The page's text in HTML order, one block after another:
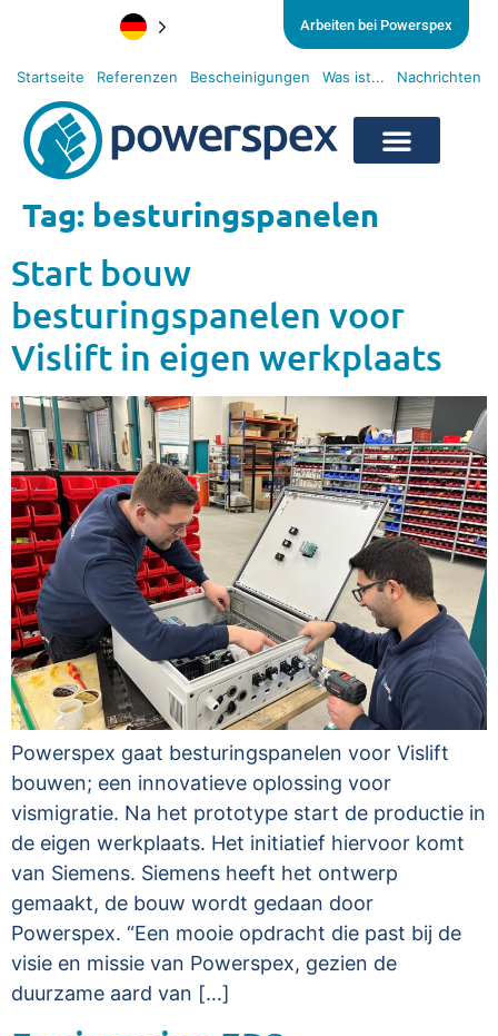
Startseite Referenzen Bescheinigungen Was ist... Nachrichten
Arbeiten bei Powerspex
Tag: besturingspanelen
Start bouw
besturingspanelen voor
Vislift in eigen werkplaats
Powerspex gaat besturingspanelen voor Vislift
bouwen; een innovatieve oplossing voor
vismigratie. Na het prototype start de productie in
de eigen werkplaats. Het initiatief hiervoor komt
van Siemens. Siemens heeft het ontwerp
gemaakt, de bouw wordt gedaan door
Powerspex. “Een mooie opdracht die past bij de
visie en missie van Powerspex, gezien de
duurzame aard van […]